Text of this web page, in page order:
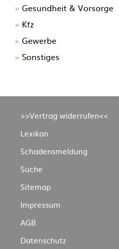
Gesundheit & Vorsorge
Kfz
Gewerbe
Sonstiges
>>Vertrag widerrufen<<
Lexikon
Schadensmeldung
Suche
Sitemap
Impressum
AGB
Datenschutz